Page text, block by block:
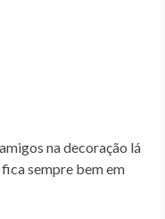
na decoração lá
sempre bem em